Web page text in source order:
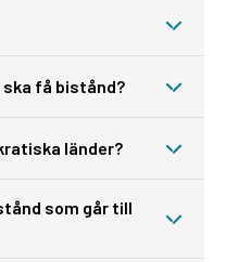
ska få bistånd?
länder?
som går till